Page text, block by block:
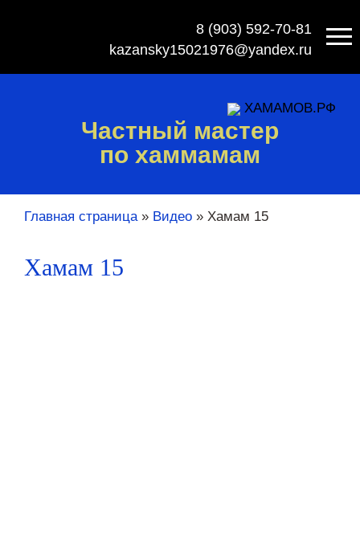
8 (903) 592-70-81
kazansky15021976@yandex.ru
ХАМАМОВ.РФ
Частный мастер
по хаммамам
Главная страница» Видео » Хамам 15
Хамам 15